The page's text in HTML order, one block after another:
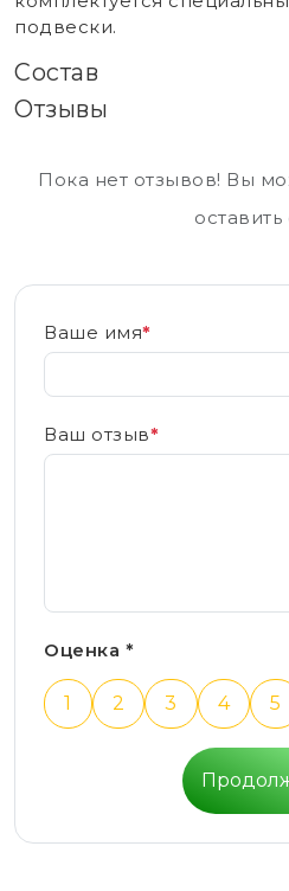
подвески.
Состав
Отзывы
Пока нет отзывов! Вы
оставить
Ваше имя*
Ваш отзыв*
Оценка *
1 2 3 4 5